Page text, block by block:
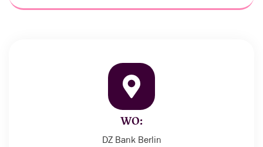
WO:
DZ Bank Berlin